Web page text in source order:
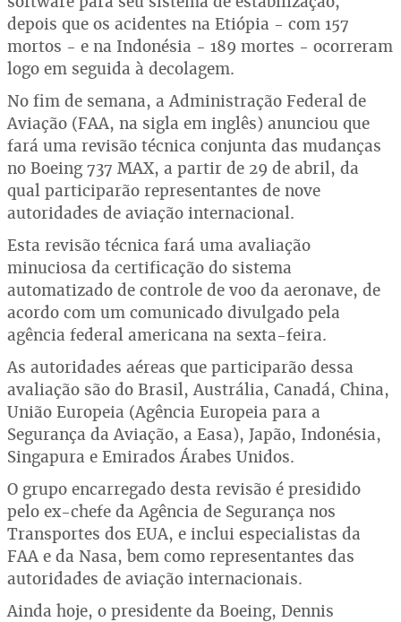
depois que os acidentes na Etiópia - com 157
mortos - e na Indonésia - 189 mortes - ocorreram
logo em seguida à decolagem.
No fim de semana, a Administração Federal de
Aviação (FAA, na sigla em inglês) anunciou que
fará uma revisão técnica conjunta das mudanças
no Boeing 737 MAX, a partir de 29 de abril, da
qual participarão representantes de nove
autoridades de aviação internacional.
Esta revisão técnica fará uma avaliação
minuciosa da certificação do sistema
automatizado de controle de voo da aeronave, de
acordo com um comunicado divulgado pela
agência federal americana na sexta-feira.
As autoridades aéreas que participarão dessa
avaliação são do Brasil, Austrália, Canadá, China,
União Europeia (Agência Europeia para a
Segurança da Aviação, a Easa), Japão, Indonésia,
Singapura e Emirados Árabes Unidos.
O grupo encarregado desta revisão é presidido
pelo ex-chefe da Agência de Segurança nos
Transportes dos EUA, e inclui especialistas da
FAA e da Nasa, bem como representantes das
autoridades de aviação internacionais.
Ainda hoje, o presidente da Boeing, Dennis